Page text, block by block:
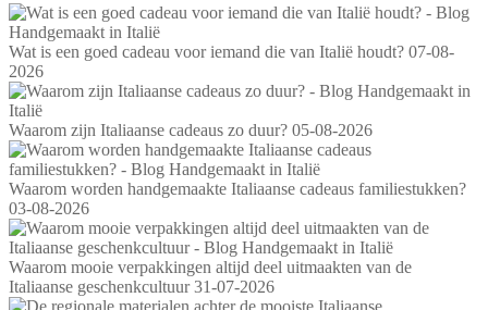
Wat is een goed cadeau voor iemand die van Italië houdt? 07-08-
2026
Waarom zijn Italiaanse cadeaus zo duur? 05-08-2026
Waarom worden handgemaakte Italiaanse cadeaus familiestukken?
03-08-2026
Waarom mooie verpakkingen altijd deel uitmaakten van de
Italiaanse geschenkcultuur 31-07-2026